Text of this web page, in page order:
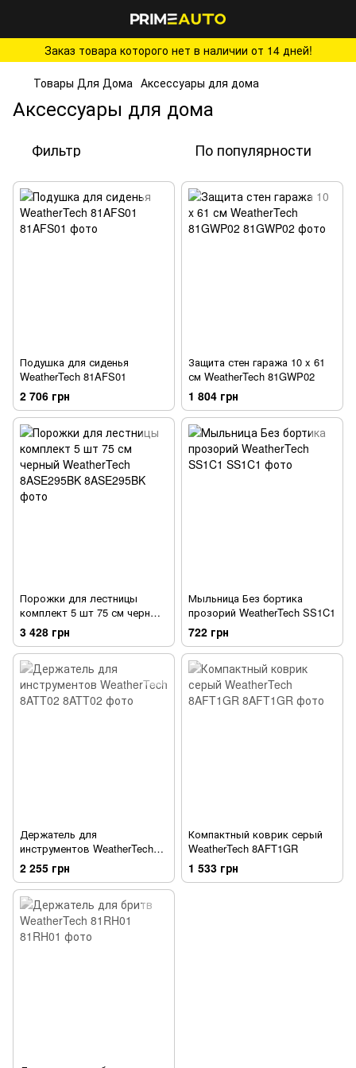
Заказ товара которого нет в наличии от 14 дней!
Товары Для Дома Аксессуары для дома
Аксессуары для дома
Фильтр По популярности
Подушка для сиденья
WeatherTech 81AFS01
2 706 грн
Защита стен гаража 10 x 61
см WeatherTech 81GWP02
1 804 грн
Порожки для лестницы
комплект 5 шт 75 см черный
WeatherTech 8ASE295BK
3 428 грн
Мыльница Без бортика
прозорий WeatherTech SS1C1
722 грн
Держатель для
инструментов WeatherTech
8ATT02
2 255 грн
Компактный коврик серый
WeatherTech 8AFT1GR
1 533 грн